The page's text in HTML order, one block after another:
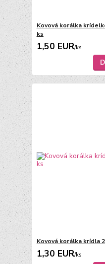
Kovová korálka
ks
1,50 EUR/ks
Kovová korálka krídla
1,30 EUR/ks